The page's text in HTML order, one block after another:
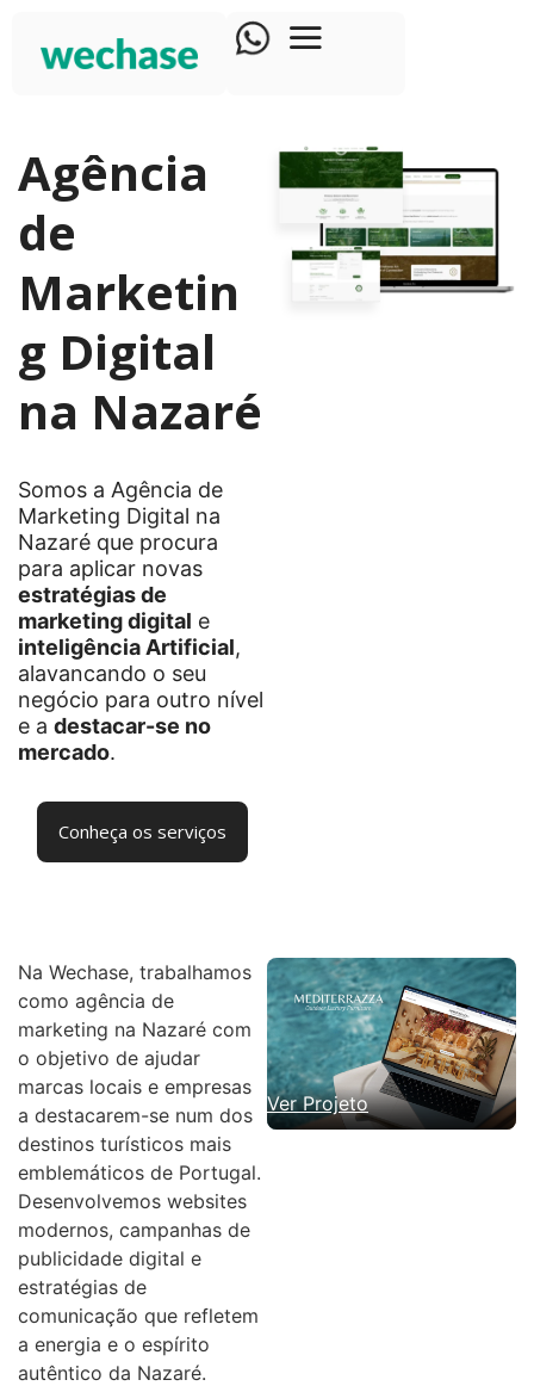
Agência
de
Marketin
g Digital
na Nazaré
Somos a Agência de
Marketing Digital na
Nazaré que procura
para aplicar novas
estratégias de
marketing digital e
inteligência Artificial,
alavancando o seu
negócio para outro nível
e a destacar-se no
mercado.
Conheça os serviços
Na Wechase, trabalhamos
como agência de
marketing na Nazaré com
o objetivo de ajudar
marcas locais e empresas
a destacarem-se num dos
destinos turísticos mais
emblemáticos de Portugal.
Desenvolvemos websites
modernos, campanhas de
publicidade digital e
estratégias de
comunicação que refletem
a energia e o espírito
autêntico da Nazaré.
Ver Projeto